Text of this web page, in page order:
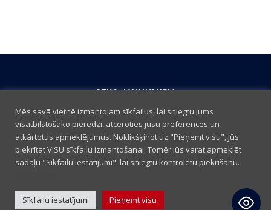
SEKO JAUNUMIEM
Iepirkšanās noteikumi| Sīkdatņu politika
Mēs savā vietnē izmantojam sīkfailus, lai sniegtu jums
visatbilstošāko pieredzi, atceroties jūsu preferences un
atkārtotus apmeklējumus. Noklikšķinot uz "Pieņemt visu", jūs
piekrītat VISU sīkfailu izmantošanai. Tomēr jūs varat apmeklēt
sadaļu "Sīkfailu iestatījumi", lai sniegtu kontrolētu piekrišanu.
Sīkfailu iestatījumi Pieņemt visu